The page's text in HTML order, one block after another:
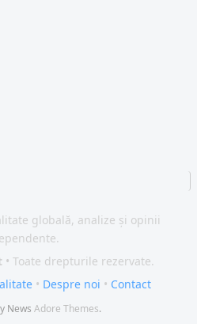
globală, analize și opinii
• Toate drepturile rezervate.
• Despre noi • Contact
News Adore Themes.